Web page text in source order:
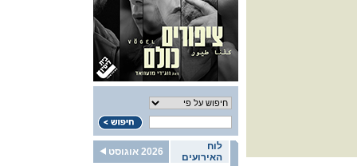
לוח
האירועים
2026 אוגוסט